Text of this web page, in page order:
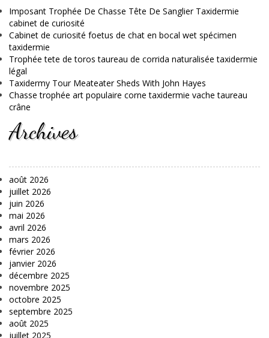
Imposant Trophée De Chasse Tête De Sanglier Taxidermie
cabinet de curiosité
Cabinet de curiosité foetus de chat en bocal wet spécimen
taxidermie
Trophée tete de toros taureau de corrida naturalisée taxidermie
légal
Taxidermy Tour Meateater Sheds With John Hayes
Chasse trophée art populaire corne taxidermie vache taureau
crâne
Archives
août 2026
juillet 2026
juin 2026
mai 2026
avril 2026
mars 2026
février 2026
janvier 2026
décembre 2025
novembre 2025
octobre 2025
septembre 2025
août 2025
juillet 2025